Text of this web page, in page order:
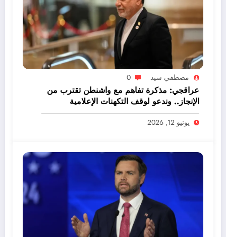
مصطفي سيد 0
عراقجي: مذكرة تفاهم مع واشنطن تقترب من
الإنجاز.. وندعو لوقف التكهنات الإعلامية
يونيو 12, 2026